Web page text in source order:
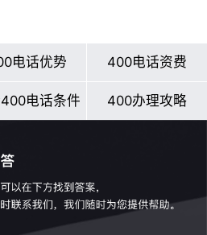
电话优势 400电话资费
电话条件 400办理攻略